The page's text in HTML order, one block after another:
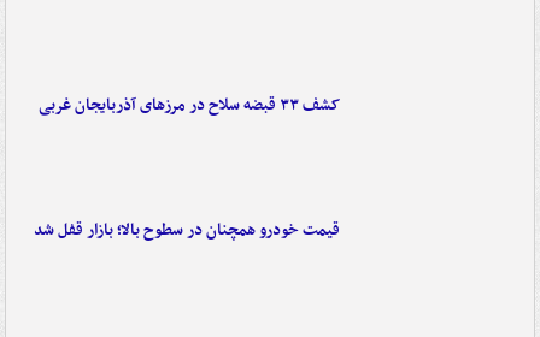
کشف ۳۳ قبضه سلاح در مرزهای آذربایجان غربی
قیمت خودرو همچنان در سطوح بالا؛ بازار قفل شد